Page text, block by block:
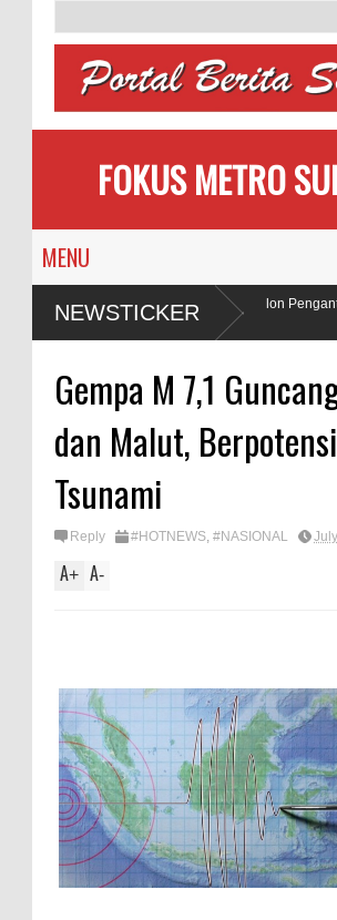
FOKUS METRO
NEWSTICKER
Memilih
MAPIA Ajak Calon
Tanam Pohon
Gempa M 7,1
dan Malut, Berpotensi
Tsunami
Reply #HOTNEWS, #NASIONAL
A+ A-